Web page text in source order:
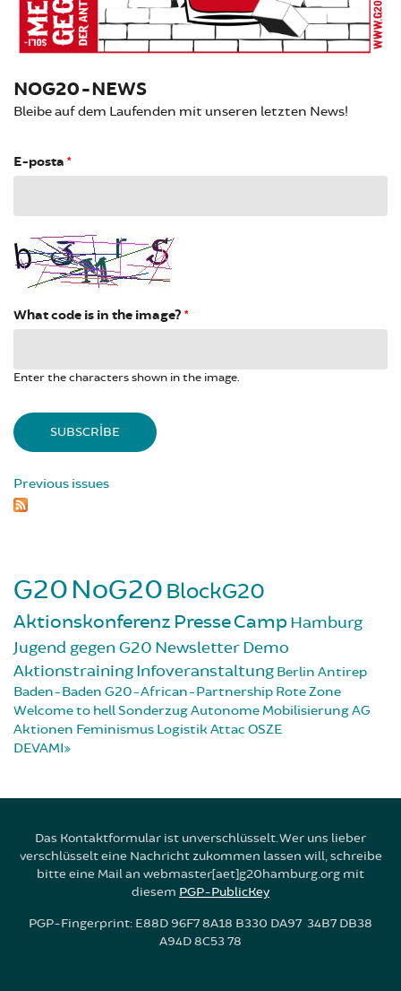
NOG20-NEWS
Bleibe auf dem Laufenden mit unseren letzten News!
E-posta *
What code is in the image? *
Enter the characters shown in the image.
Previous issues
G20NoG20 BlockG20
Aktionskonferenz PresseCampHamburg
Jugend gegen G20 NewsletterDemo
AktionstrainingInfoveranstaltung Berlin Antirep
Baden-Baden G20-African-Partnership Rote Zone
Welcome to hellSonderzugAutonome MobilisierungAG
Aktionen Feminismus Logistik Attac OSZE
DEVAMI
Das Kontaktformular ist unverschlüsselt. Wer uns lieber
verschlüsselt eine Nachricht zukommen lassen will, schreibe
bitte eine Mail an webmaster[aet]g20hamburg.org mit
diesem PGP-PublicKey
PGP-Fingerprint: E88D 96F7 8A18 B330 DA97 34B7 DB38
A94D 8C53 78